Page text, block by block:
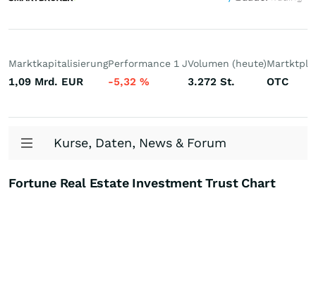
Marktkapitalisierung
1,09 Mrd. EUR
Performance 1 J
-5,32 %
Volumen (heute)
3.272 St. OTC
Kurse, Daten, News & Forum
Fortune Real Estate Investment Trust Chart